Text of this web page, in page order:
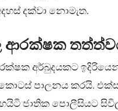
දක්වා නොමැත.
ආරක්ෂක
අර්බුදයකට
කොටස් පාලනය කරයි.
ජාතික පොලීසියට